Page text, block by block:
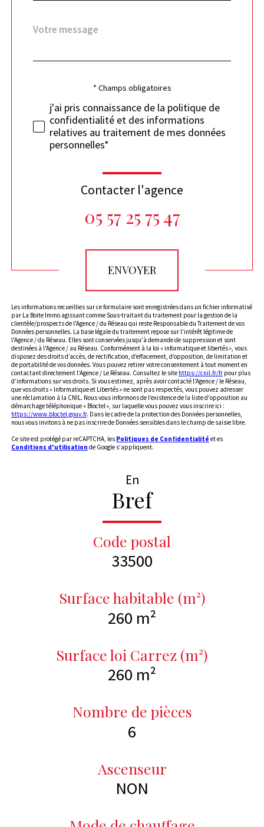
Fieldset
Message
*
* Champs obligatoires
j'ai pris connaissance de la politique de
confidentialité et des informations
relatives au traitement de mes données
personnelles*
Contacter l'agence
05 57 25 75 47
ENVOYER
Les informations recueillies sur ce formulaire sont enregistrées dans un fichier informatisé
par La Boite Immo agissant comme Sous-traitant du traitement pour la gestion de la
clientèle/prospects de l'Agence / du Réseau qui reste Responsable du Traitement de vos
Données personnelles. La base légale du traitement repose sur l'intérêt légitime de
l'Agence / du Réseau. Elles sont conservées jusqu'à demande de suppression et sont
destinées à l'Agence / au Réseau. Conformément à la loi « informatique et libertés », vous
disposez des droits d’accès, de rectification, d’effacement, d’opposition, de limitation et
de portabilité de vos données. Vous pouvez retirer votre consentement à tout moment en
contactant directement l’Agence / Le Réseau. Consultez le site https://cnil.fr/fr pour plus
d’informations sur vos droits. Si vous estimez, après avoir contacté l'Agence / le Réseau,
que vos droits « Informatique et Libertés » ne sont pas respectés, vous pouvez adresser
une réclamation à la CNIL. Nous vous informons de l’existence de la liste d'opposition au
démarchage téléphonique « Bloctel », sur laquelle vous pouvez vous inscrire ici :
https://www.bloctel.gouv.fr. Dans le cadre de la protection des Données personnelles,
nous vous invitons à ne pas inscrire de Données sensibles dans le champ de saisie libre.
Ce site est protégé par reCAPTCHA, les Politiques de Confidentialité et es
Conditions d'utilisation de Google s'appliquent.
En
Bref
Code postal
33500
Surface habitable (m²)
260 m²
Surface loi Carrez (m²)
260 m²
Nombre de pièces
6
Ascenseur
NON